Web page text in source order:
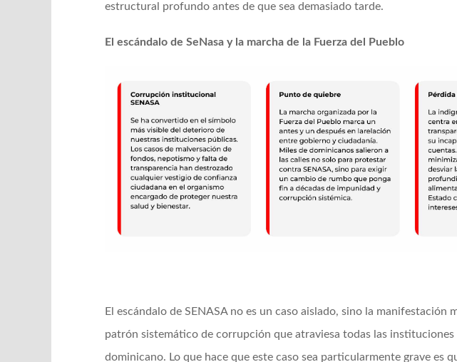
estructural profundo antes de que sea demasiado tarde.
El escándalo de SeNasa y la marcha de la Fuerza del Pueblo
El escándalo de SENASA no es un caso aislado, sino la manifestación
patrón sistemático de corrupción que atraviesa todas las instituciones
dominicano. Lo que hace que este caso sea particularmente grave es